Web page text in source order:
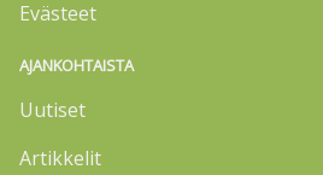
Evästeet
AJANKOHTAISTA
Uutiset
Artikkelit